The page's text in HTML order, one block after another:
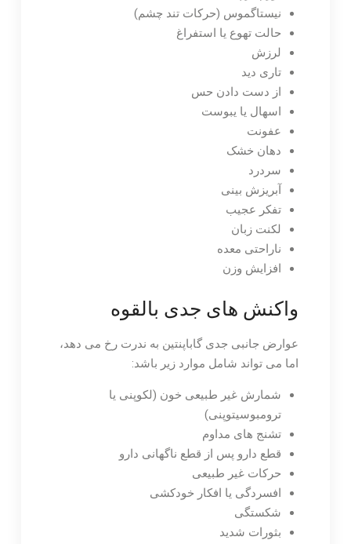
نیستاگموس (حرکات تند چشم)
حالت تهوع یا استفراغ
لرزش
تاری دید
از دست دادن حس
اسهال یا یبوست
عفونت
دهان خشک
سردرد
آبریزش بینی
تفکر عجیب
لکنت زبان
ناراحتی معده
افزایش وزن
واکنش های جدی بالقوه
عوارض جانبی جدی گاباپنتین به ندرت رخ می دهد،
اما می تواند شامل موارد زیر باشد:
شمارش غیر طبیعی خون (لکوپنی یا
ترومبوسیتوپنی)
تشنج های مداوم
قطع دارو پس از قطع ناگهانی دارو
حرکات غیر طبیعی
افسردگی یا افکار خودکشی
شکستگی
بثورات شدید